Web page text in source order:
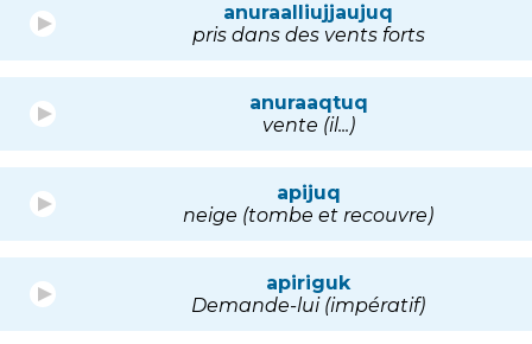
anuraalliujjaujuq
pris dans des vents forts
anuraaqtuq
vente (il...)
apijuq
neige (tombe et recouvre)
apiriguk
Demande-lui (impératif)